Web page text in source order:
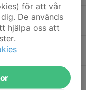
för att vår
De används
hjälpa oss att